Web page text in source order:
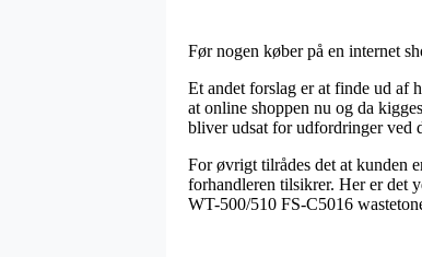
Før nogen køber på en internet
Et andet forslag er at finde ud af
at online shoppen nu og da
bliver udsat for udfordringer ved
For øvrigt tilrådes det at kunden
forhandleren tilsikrer. Her er det
WT-500/510 FS-C5016